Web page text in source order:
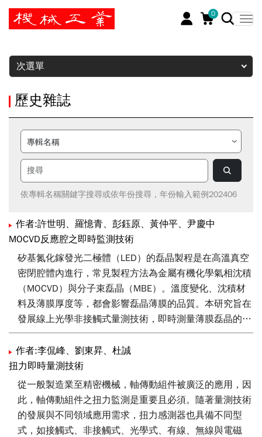
0
暫停
次選單
歷史雜誌
依專輯名稱關鍵字搜尋或依年份搜尋，年份輸入範例202406
作者:許世明、羅憶青、彭鈺原、黃仲平、尹慶中
MOCVD反應腔之即時監測技術
矽基氮化鎵發光二極體（LED）的磊晶製程是在高溫真空
密閉腔體內進行，常見製程方法為金屬有機化學氣相沈積
（MOCVD）與分子束磊晶（MBE）。溫度變化、沈積材
料及薄膜厚度等，都會影響磊晶薄膜的品質。本研究旨在
發展線上光學非接觸式量測技術，即時測量薄膜磊晶的製
程參數：曲率、反射率與溫度。晶圓反射率是磊晶膜的折
射率及厚度的函數，亦是高溫輻射溫度計的修正因子，由
反射率歷時曲線可觀察晶圓表面的粗糙度及磊晶膜成長
率。矽基氮化鎵製程的晶圓曲率過大，磊晶膜容易產生缺
陷或脫落。本文以即時量測系統的理論模型建立與實驗架
構開發為主，透過有效地即時監測並回饋製程系統做補
償，作為未來發展高溫化學反應腔即時量測系統的基礎。
作者:李侃峰、劉東昇、杜誠
扭力即時量測技術
從一般製造業至精密機械，軸傳動組件被廣泛的應用，因
此，軸傳動組件之扭力監測是重要且必須。隨著量測技術
的發展與不同領域應用需求，扭力感測器也具備不同型
式，如接觸式、非接觸式、光學式、有線、無線與電磁